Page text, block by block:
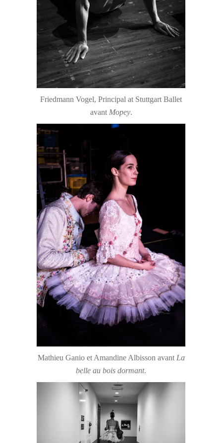
Friedmann Vogel, Principal at Stuttgart Ballet
avantMopey.
Mathieu Ganio et Amandine Albisson avant La
belle au bois dormant.